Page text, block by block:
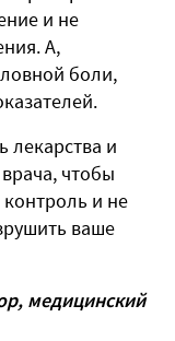
и не
А,
боли,
лекарства и
чтобы
и не
ваше
медицинский